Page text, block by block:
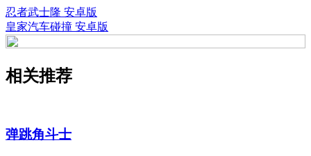
忍者武士隆 安卓版
皇家汽车碰撞 安卓版
相关推荐
弹跳角斗士